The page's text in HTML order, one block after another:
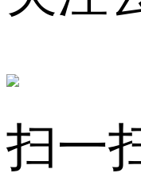
扫一